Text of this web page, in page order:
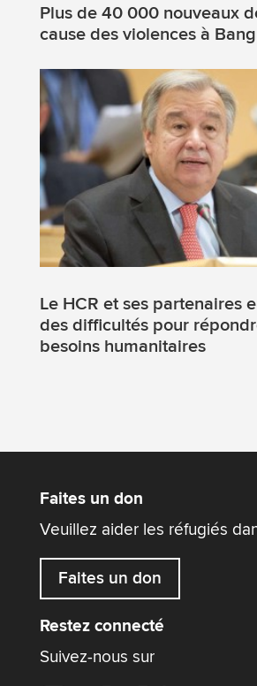
Plus de 40 000 nouveaux
cause des violences à
Le HCR et ses partenaires
des difficultés pour
besoins humanitaires
Faites un don
Veuillez aider les réfugiés
Faites un don
Restez connecté
Suivez-nous sur